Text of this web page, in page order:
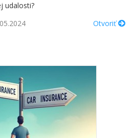
udalosti?
Otvoriť